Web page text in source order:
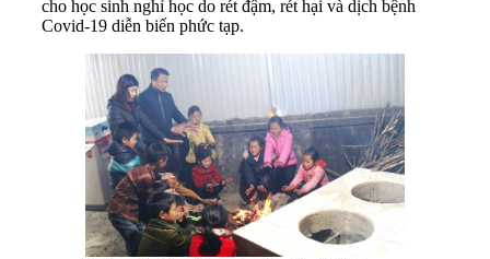
cho học sinh nghỉ học do rét đậm, rét hại và dịch bệnh
Covid-19 diễn biến phức tạp.